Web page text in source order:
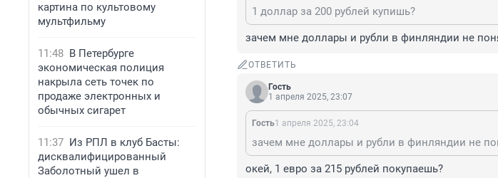
картина по культовому
мультфильму
11:48 В Петербурге
экономическая полиция
накрыла сеть точек по
продаже электронных и
обычных сигарет
11:37 Из РПЛ в клуб Басты:
дисквалифицированный
Заболотный ушел в
1 доллар за 200 рублей купишь?
зачем мне доллары и рубли в финляндии не
ОТВЕТИТЬ
Гость
1 апреля 2025, 23:07
Гость1 апреля 2025, 23:04
зачем мне доллары и рубли в финляндии не
окей, 1 евро за 215 рублей покупаешь?